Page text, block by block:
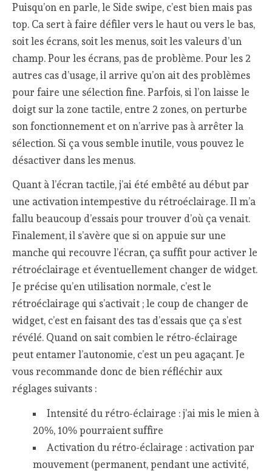
Puisqu’on en parle, le Side swipe, c’est bien mais pas
top. Ca sert à faire défiler vers le haut ou vers le bas,
soit les écrans, soit les menus, soit les valeurs d’un
champ. Pour les écrans, pas de problème. Pour les 2
autres cas d’usage, il arrive qu’on ait des problèmes
pour faire une sélection fine. Parfois, si l’on laisse le
doigt sur la zone tactile, entre 2 zones, on perturbe
son fonctionnement et on n’arrive pas à arrêter la
sélection. Si ça vous semble inutile, vous pouvez le
désactiver dans les menus.
Quant à l’écran tactile, j’ai été embêté au début par
une activation intempestive du rétroéclairage. Il m’a
fallu beaucoup d’essais pour trouver d’où ça venait.
Finalement, il s’avère que si on appuie sur une
manche qui recouvre l’écran, ça suffit pour activer le
rétroéclairage et éventuellement changer de widget.
Je précise qu’en utilisation normale, c’est le
rétroéclairage qui s’activait ; le coup de changer de
widget, c’est en faisant des tas d’essais que ça s’est
révélé. Quand on sait combien le rétro-éclairage
peut entamer l’autonomie, c’est un peu agaçant. Je
vous recommande donc de bien réfléchir aux
réglages suivants :
Intensité du rétro-éclairage : j’ai mis le mien à
20%, 10% pourraient suffire
Activation du rétro-éclairage : activation par
mouvement (permanent, pendant une activité,